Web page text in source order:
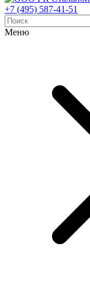
+7 (495) 587-41-51
Меню